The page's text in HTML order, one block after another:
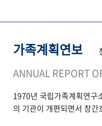
가족계획연보
ANNUAL REPORT
1970년 국립가족계획연구
의 기관이 개편되면서 창